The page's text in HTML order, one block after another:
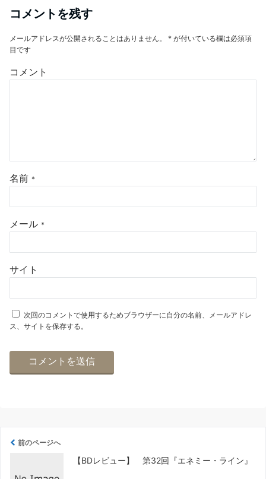
コメントを残す
メールアドレスが公開されることはありません。 * が付いている欄は必須項
目です
コメント
名前 *
メール *
サイト
次回のコメントで使用するためブラウザーに自分の名前、メールアドレ
ス、サイトを保存する。
前のページへ
【BDレビュー】 第32回『エネミー・ライン』